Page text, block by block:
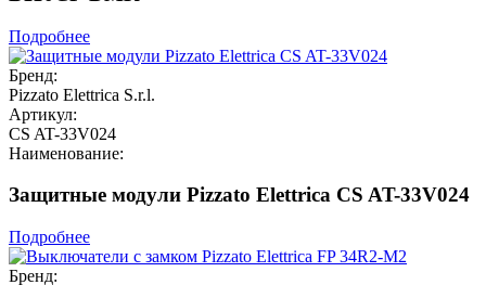
Подробнее
Бренд:
Pizzato Elettrica S.r.l.
Артикул:
CS AT-33V024
Наименование:
Защитные модули Pizzato Elettrica CS AT-33V024
Подробнее
Бренд: